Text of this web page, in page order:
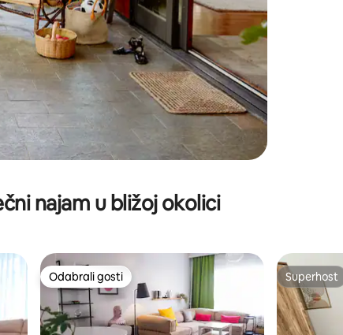
najam u bližoj okolici
„Odabrali gosti”
Odabrali gosti
Odabrali gosti Superhost
Superhost